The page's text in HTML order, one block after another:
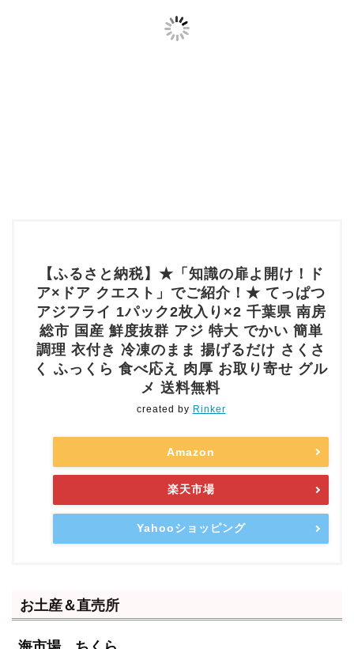
【ふるさと納税】★「知識の扉よ開け！ド
ア×ドア クエスト」でご紹介！★ てっぱつ
アジフライ 1パック2枚入り×2 千葉県 南房
総市 国産 鮮度抜群 アジ 特大 でかい 簡単
調理 衣付き 冷凍のまま 揚げるだけ さくさ
く ふっくら 食べ応え 肉厚 お取り寄せ グル
メ 送料無料
created by Rinker
Amazon
楽天市場
Yahooショッピング
お土産＆直売所